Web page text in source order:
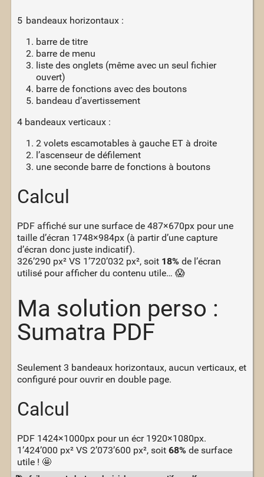
5 bandeaux horizontaux :
barre de titre
barre de menu
liste des onglets (même avec un seul fichier
ouvert)
barre de fonctions avec des boutons
bandeau d’avertissement
4 bandeaux verticaux :
2 volets escamotables à gauche ET à droite
l’ascenseur de défilement
une seconde barre de fonctions à boutons
Calcul
PDF affiché sur une surface de 487×670px pour une
taille d’écran 1748×984px (à partir d’une capture
d’écran donc juste indicatif).
326’290 px² VS 1’720’032 px², soit 18%de l’écran
utilisé pour afficher du contenu utile… 😱
Ma solution perso :
Sumatra PDF
Seulement 3 bandeaux horizontaux, aucun verticaux, et
configuré pour ouvrir en double page.
Calcul
PDF 1424×1000px pour un écr 1920×1080px.
1’424’000 px² VS 2’073’600 px², soit 68%de surface
utile ! 🤩